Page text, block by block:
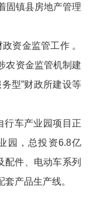
固镇县房地产管理
资金监管工作 。
农资金监管机制建
型”财政所建设等
行车产业园项目正
园，总投资6.8亿
配件、电动车系列
产品生产线。